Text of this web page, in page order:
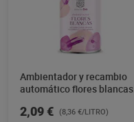
Ambientador y recambio
automático flores blancas
2,09 € (8,36 €/LITRO)